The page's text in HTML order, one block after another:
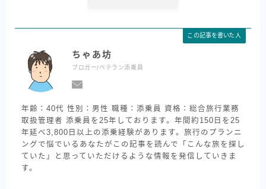
この記事を書いた人
ちゃあ坊
ブロガー/ベテラン添乗員
年齢：40代 性別：男性 職種：添乗員 資格：総合旅行業務
取扱管理者 添乗員を25年しております。年間約150日を25
年延べ3,800日以上の添乗経験があります。旅行のプランニ
ングで悩でいるあなたがこの記事を読んで「こんな旅を探し
ていた」と思っていただけるような情報を発信していきま
す。